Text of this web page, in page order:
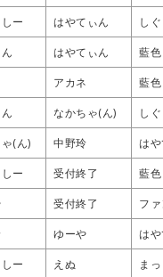
ー はやてぃん しぐ
はやてぃん 藍色
アカネ 藍色
なかちゃ(ん) しぐ
(ん) 中野玲 はや
ー 受付終了 藍色
受付終了 フ
ゆーや はや
ー えぬ まっ
ー はやてぃん しぐ
はやてぃん 藍色
アカネ 藍色
なかちゃ(ん) しぐ
(ん) 中野玲 はや
ー 受付終了 藍色
受付終了 フ
ゆーや はや
ー えぬ まっ
ー はやてぃん しぐ
はやてぃん 藍色
アカネ 藍色
なかちゃ(ん) しぐ
(ん) 中野玲 はや
ー 受付終了 藍色
受付終了 フ
ゆーや はや
ー えぬ まっ
ー はやてぃん しぐ
はやてぃん 藍色
アカネ 藍色
なかちゃ(ん) しぐ
(ん) 中野玲 はや
ー 受付終了 藍色
受付終了 フ
ゆーや はや
ー えぬ まっ